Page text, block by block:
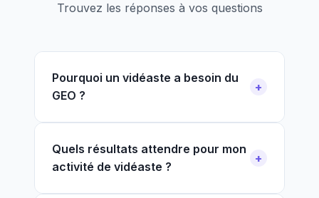
Trouvez les réponses à vos questions
Pourquoi un vidéaste a besoin du
GEO ?
Quels résultats attendre pour mon
activité de vidéaste ?